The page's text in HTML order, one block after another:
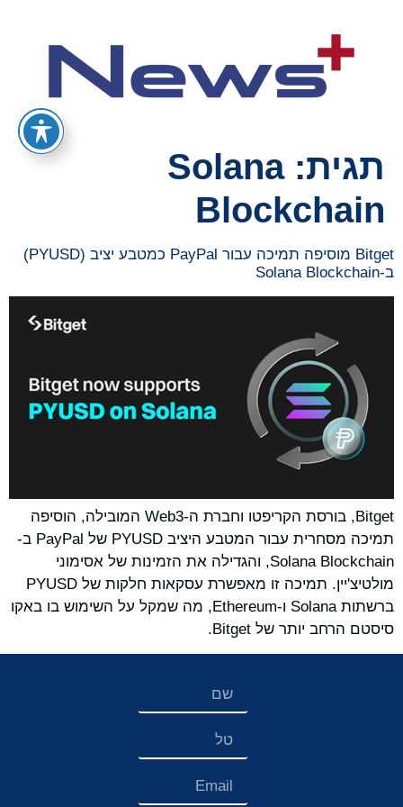
תגית:Solana
Blockchain
Bitget מוסיפה תמיכה עבור PayPal כמטבע יציב (PYUSD)
ב-Solana Blockchain
Bitget, בורסת הקריפטו וחברת ה-Web3 המובילה, הוסיפה
תמיכה מסחרית עבור המטבע היציב PYUSD של PayPal ב-
Solana Blockchain, והגדילה את הזמינות של אסימוני
מולטיצ'יין. תמיכה זו מאפשרת עסקאות חלקות של PYUSD
ברשתות Solana ו-Ethereum, מה שמקל על השימוש בו באקו
סיסטם הרחב יותר של Bitget.